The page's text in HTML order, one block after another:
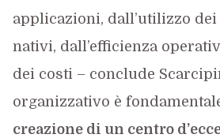
applicazioni, dall’utilizzo
nativi, dall’efficienza
dei costi – conclude
organizzativo è
creazione di un centro